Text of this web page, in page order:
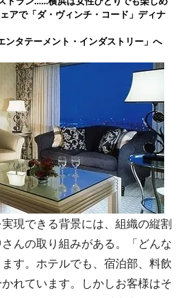
アで「ダ・ヴィンチ・コード」ディナ
タテーメント・インダストリー」へ
現できる背景には、組織の縦割
んの取り組みがある。「どんな
す。ホテルでも、宿泊部、料飲
れています。しかしお客様はそ